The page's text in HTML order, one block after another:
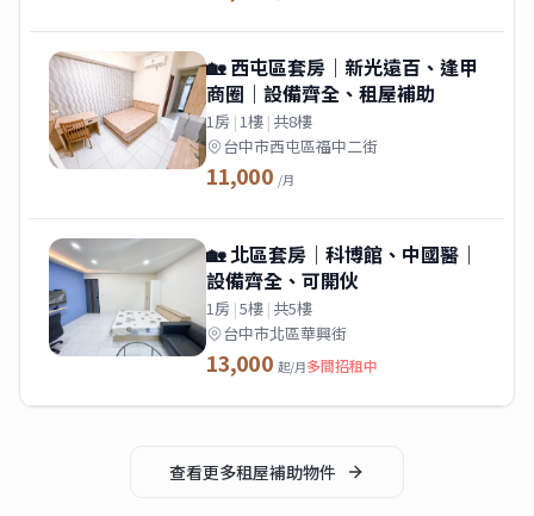
🏡 西屯區套房｜新光遠百、逢甲
商圈｜設備齊全、租屋補助
1房 |1樓 | 共8樓
台中市西屯區福中二街
11,000 /月
🏡 北區套房｜科博館、中國醫｜
設備齊全、可開伙
1房 |5樓 | 共5樓
台中市北區華興街
13,000 起/月多間招租中
查看更多租屋補助物件